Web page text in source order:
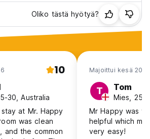
Oliko tästä hyötyä?
10
30, Australia
at Mr. Happy
was clean
and the common
Majoittui kesä 2026
T Tom
Mies, 25-
Mr Happy was
helpful which
very easy!